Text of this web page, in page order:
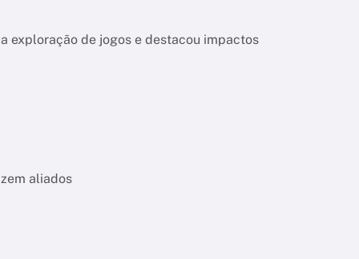
exploração de jogos e destacou impactos
aliados